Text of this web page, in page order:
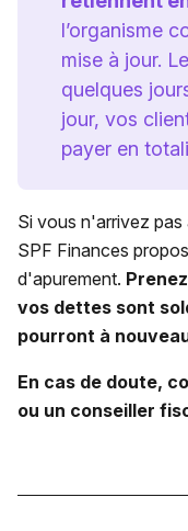
l’organisme
mise à jour.
quelques
jour, vos
payer en
Si vous n'arrivez
SPF Finances
d'apurement.
vos dettes sont
pourront à
En cas de doute,
ou un conseiller